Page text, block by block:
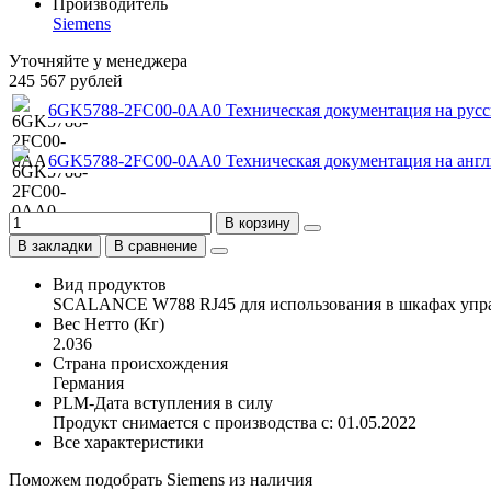
Siemens
Уточняйте у менеджера
245 567 рублей
6GK5788-2FC00-0AA0 Техническая документация на
6GK5788-2FC00-0AA0 Техническая документация на
В корзину
В закладки
В сравнение
Вид продуктов
SCALANCE W788 RJ45 для использования в шкафах
Вес Нетто (Кг)
2.036
Страна происхождения
Германия
PLM-Дата вступления в силу
Продукт снимается с производства с: 01.05.2022
Все характеристики
Поможем подобрать Siemens из наличия